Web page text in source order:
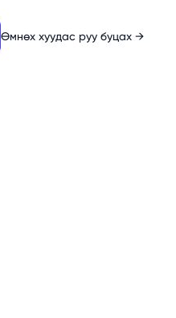
Өмнөх хуудас руу буцах →